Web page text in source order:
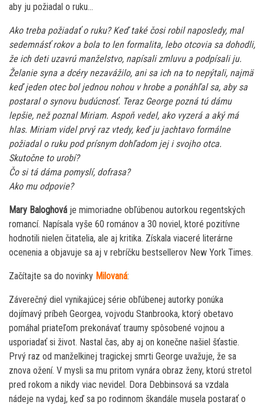
aby ju požiadal o ruku…
Ako treba požiadať o ruku? Keď také čosi robil naposledy, mal
sedemnásť rokov a bola to len formalita, lebo otcovia sa dohodli,
že ich deti uzavrú manželstvo, napísali zmluvu a podpísali ju.
Želanie syna a dcéry nezavážilo, ani sa ich na to nepýtali, najmä
keď jeden otec bol jednou nohou v hrobe a ponáhľal sa, aby sa
postaral o synovu budúcnosť. Teraz George pozná tú dámu
lepšie, než poznal Miriam. Aspoň vedel, ako vyzerá a aký má
hlas. Miriam videl prvý raz vtedy, keď ju jachtavo formálne
požiadal o ruku pod prísnym dohľadom jej i svojho otca.
Skutočne to urobí?
Čo si tá dáma pomyslí, dofrasa?
Ako mu odpovie?
Mary Baloghová je mimoriadne obľúbenou autorkou regentských
romancí. Napísala vyše 60 románov a 30 noviel, ktoré pozitívne
hodnotili nielen čitatelia, ale aj kritika. Získala viaceré literárne
ocenenia a objavuje sa aj v rebríčku bestsellerov New York Times.
Začítajte sa do novinky Milovaná:
Záverečný diel vynikajúcej série obľúbenej autorky ponúka
dojímavý príbeh Georgea, vojvodu Stanbrooka, ktorý obetavo
pomáhal priateľom prekonávať traumy spôsobené vojnou a
usporiadať si život. Nastal čas, aby aj on konečne našiel šťastie.
Prvý raz od manželkinej tragickej smrti George uvažuje, že sa
znova ožení. V mysli sa mu pritom vynára obraz ženy, ktorú stretol
pred rokom a nikdy viac nevidel. Dora Debbinsová sa vzdala
nádeje na vydaj, keď sa po rodinnom škandále musela postarať o